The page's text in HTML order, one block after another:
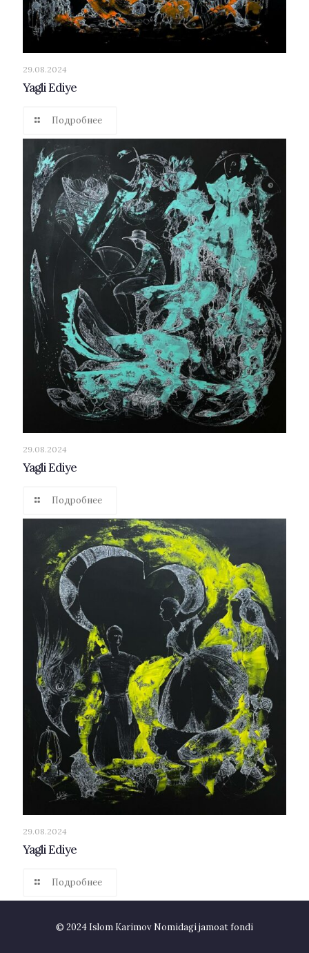
29.08.2024
Yagli Ediye
Подробнее
29.08.2024
Yagli Ediye
Подробнее
29.08.2024
Yagli Ediye
Подробнее
© 2024 Islom Karimov Nomidagi jamoat fondi